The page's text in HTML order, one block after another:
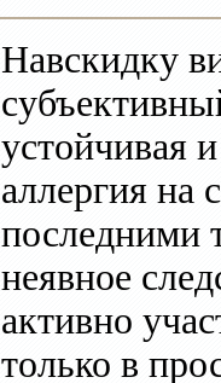
Навскидку
устойчивая
аллергия на
последними
неявное
активно
только в